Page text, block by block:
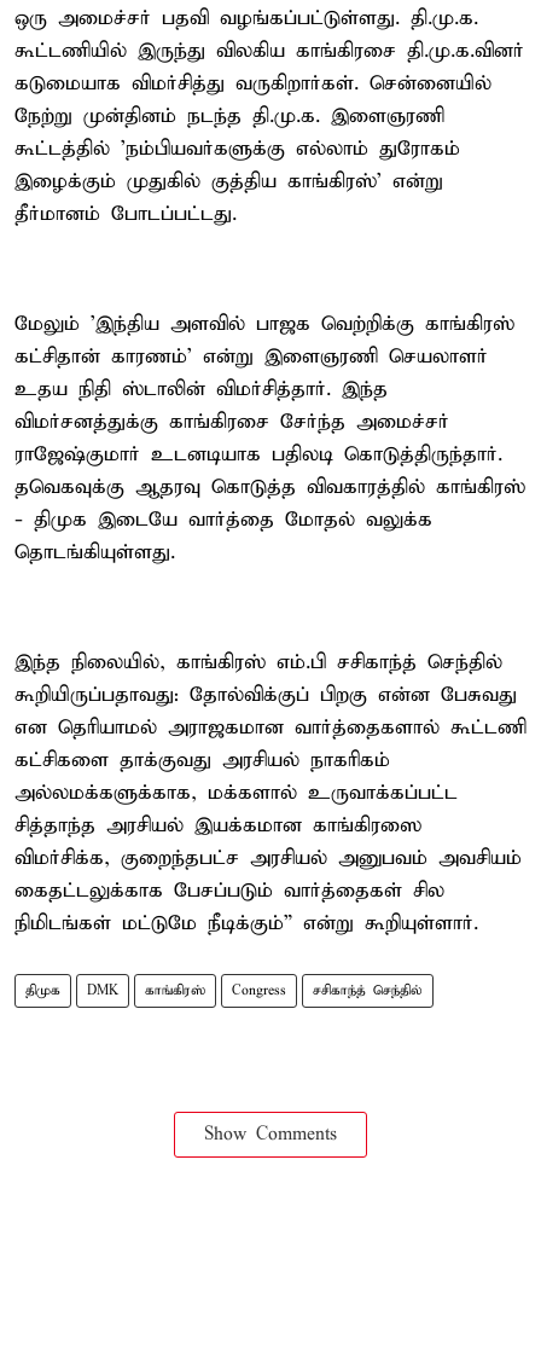
ஒரு அமைச்சர் பதவி வழங்கப்பட்டுள்ளது. தி.மு.க.
கூட்டணியில் இருந்து விலகிய காங்கிரசை தி.மு.க.வினர்
கடுமையாக விமர்சித்து வருகிறார்கள். சென்னையில்
நேற்று முன்தினம் நடந்த தி.மு.க. இளைஞரணி
கூட்டத்தில் 'நம்பியவர்களுக்கு எல்லாம் துரோகம்
இழைக்கும் முதுகில் குத்திய காங்கிரஸ்' என்று
தீர்மானம் போடப்பட்டது.
மேலும் 'இந்திய அளவில் பாஜக வெற்றிக்கு காங்கிரஸ்
கட்சிதான் காரணம்' என்று இளைஞரணி செயலாளர்
உதய நிதி ஸ்டாலின் விமர்சித்தார். இந்த
விமர்சனத்துக்கு காங்கிரசை சேர்ந்த அமைச்சர்
ராஜேஷ்குமார் உடனடியாக பதிலடி கொடுத்திருந்தார்.
தவெகவுக்கு ஆதரவு கொடுத்த விவகாரத்தில் காங்கிரஸ்
- திமுக இடையே வார்த்தை மோதல் வலுக்க
தொடங்கியுள்ளது.
இந்த நிலையில், காங்கிரஸ் எம்.பி சசிகாந்த் செந்தில்
கூறியிருப்பதாவது: தோல்விக்குப் பிறகு என்ன பேசுவது
என தெரியாமல் அராஜகமான வார்த்தைகளால் கூட்டணி
கட்சிகளை தாக்குவது அரசியல் நாகரிகம்
அல்லமக்களுக்காக, மக்களால் உருவாக்கப்பட்ட
சித்தாந்த அரசியல் இயக்கமான காங்கிரஸை
விமர்சிக்க, குறைந்தபட்ச அரசியல் அனுபவம் அவசியம்
கைதட்டலுக்காக பேசப்படும் வார்த்தைகள் சில
நிமிடங்கள் மட்டுமே நீடிக்கும்” என்று கூறியுள்ளார்.
திமுக DMK காங்கிரஸ் Congress சசிகாந்த் செந்தில்
Show Comments